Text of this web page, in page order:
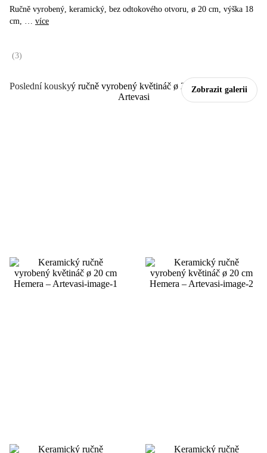
Zobrazit galerii
Poslední kousky
Ručně vyrobený, keramický, bez odtokového otvoru, ø 20 cm, výška 18
cm, … více
(3)